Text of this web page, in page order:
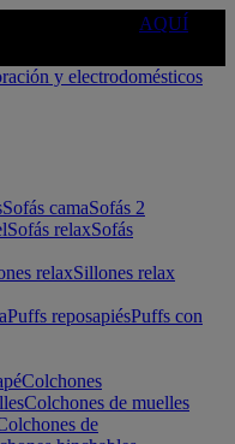
AQUÍ
Sofás camaSofás 2
Sofás relaxSofás
relaxSillones relax
Puffs reposapiésPuffs con
Colchones
Colchones de muelles
de